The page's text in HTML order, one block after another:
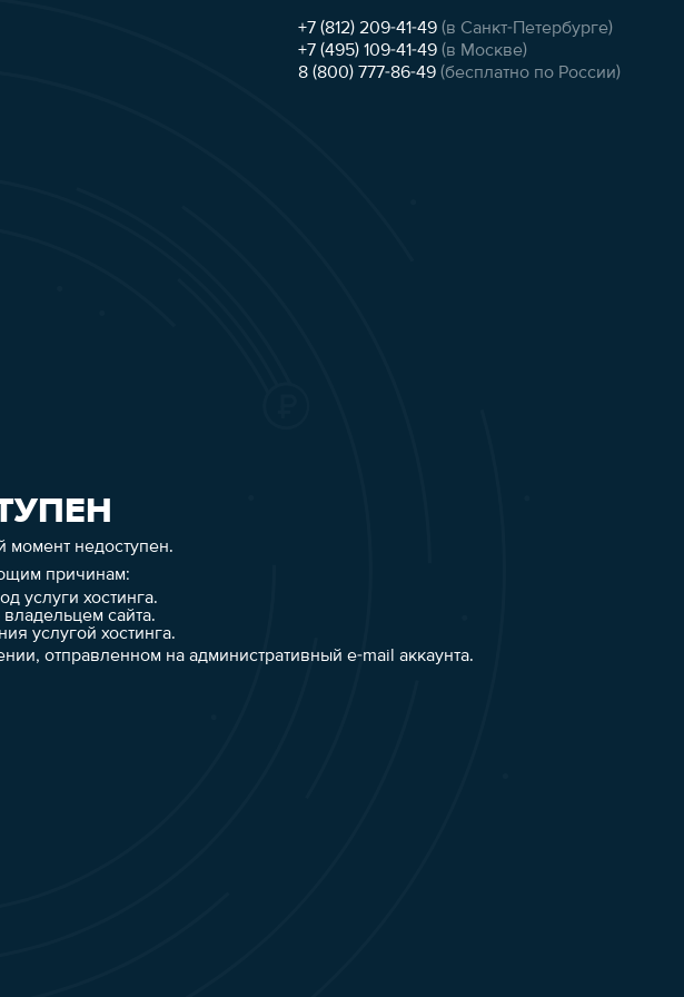
+7 (812) 209-41-49 (в Санкт-Петербурге)
+7 (495) 109-41-49 (в Москве)
8 (800) 777-86-49 (бесплатно по России)
момент недоступен.
причинам:
услуги хостинга.
сайта.
услугой хостинга.
отправленном на административный e-mail аккаунта.